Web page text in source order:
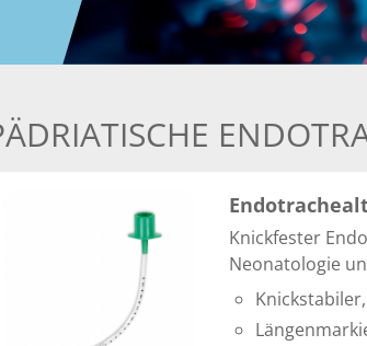
Knickfester
Neonatologie